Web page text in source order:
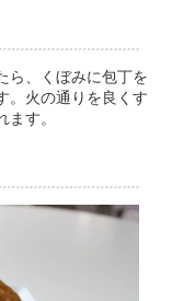
ら、くぼみに包丁を
。火の通りを良くす
す。